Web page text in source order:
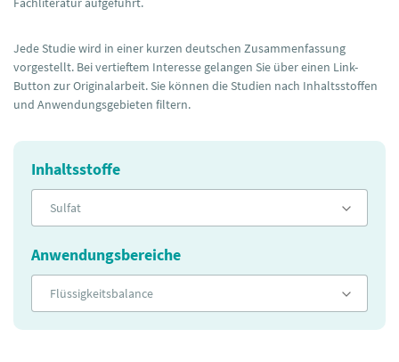
Jede Studie wird in einer kurzen deutschen Zusammenfassung
vorgestellt. Bei vertieftem Interesse gelangen Sie über einen Link-
Button zur Originalarbeit. Sie können die Studien nach Inhaltsstoffen
und Anwendungsgebieten filtern.
Inhaltsstoffe
Sulfat
Anwendungsbereiche
Flüssigkeitsbalance